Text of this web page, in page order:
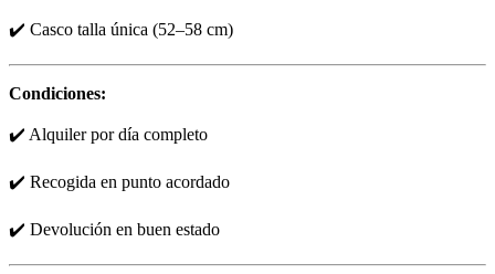
✔️ Casco talla única (52–58 cm)
Condiciones:
✔️ Alquiler por día completo
✔️ Recogida en punto acordado
✔️ Devolución en buen estado